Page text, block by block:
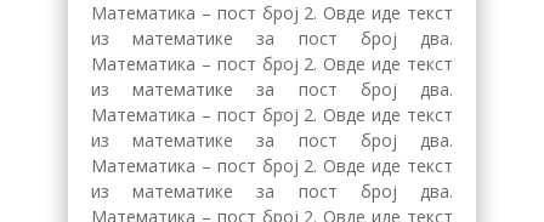
Математика – пост број 2. Овде иде текст
из математике за пост број два.
Математика – пост број 2. Овде иде текст
из математике за пост број два.
Математика – пост број 2. Овде иде текст
из математике за пост број два.
Математика – пост број 2. Овде иде текст
из математике за пост број два.
Математика – пост број 2. Овде иде текст